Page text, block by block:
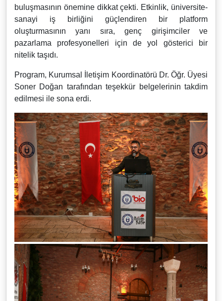
buluşmasının önemine dikkat çekti. Etkinlik, üniversite-
sanayi iş birliğini güçlendiren bir platform
oluşturmasının yanı sıra, genç girişimciler ve
pazarlama profesyonelleri için de yol gösterici bir
nitelik taşıdı.
Program, Kurumsal İletişim Koordinatörü Dr. Öğr. Üyesi
Soner Doğan tarafından teşekkür belgelerinin takdim
edilmesi ile sona erdi.